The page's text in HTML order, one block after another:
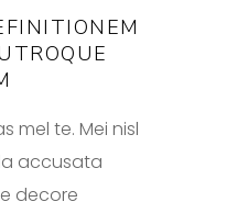
mel te. Mei nisl
accusata
decore